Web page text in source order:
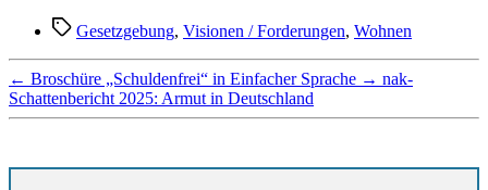
Schlagwörter
Gesetzgebung, Visionen / Forderungen, Wohnen
← Broschüre „Schuldenfrei“ in Einfacher Sprache → nak-
Schattenbericht 2025: Armut in Deutschland